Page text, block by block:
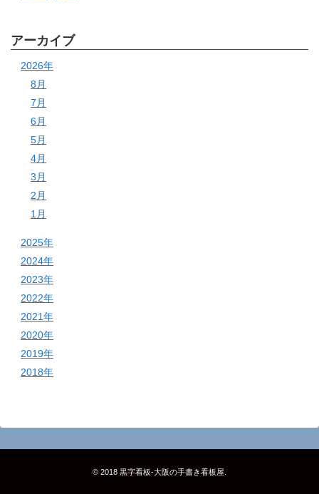
アーカイブ
2026年
8月
7月
6月
5月
4月
3月
2月
1月
2025年
2024年
2023年
2022年
2021年
2020年
2019年
2018年
© 2018 黒字看板‐大阪の手書き看板屋